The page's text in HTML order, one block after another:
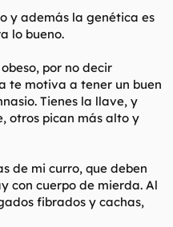
y además la genética es
lo bueno.
por no decir
te motiva a tener un buen
Tienes la llave, y
otros pican más alto y
de mi curro, que deben
con cuerpo de mierda. Al
fibrados y cachas,